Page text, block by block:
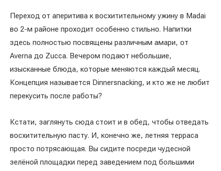
Переход от аперитива к восхитительному ужину в Madai
во 2-м районе проходит особенно стильно. Напитки
здесь полностью посвящены различным амари, от
Averna до Zucca. Вечером подают небольшие,
изысканные блюда, которые меняются каждый месяц.
Концепция называется Dinnersnacking, и кто же не любит
перекусить после работы?
Кстати, заглянуть сюда стоит и в обед, чтобы отведать
восхитительную пасту. И, конечно же, летняя терраса
просто потрясающая. Вы сидите посреди чудесной
зелёной площадки перед заведением под большими